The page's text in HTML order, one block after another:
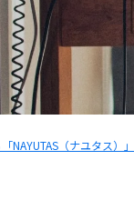
NAYUTAS（ナユタス）」